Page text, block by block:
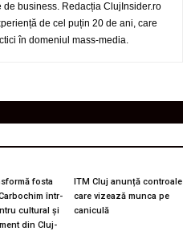
business. Redacția ClujInsider.ro
de cel puțin 20 de ani, care
în domeniul mass-media.
fosta
într-
cultural și
din Cluj-
ITM Cluj anunță controale
care vizează munca pe
caniculă